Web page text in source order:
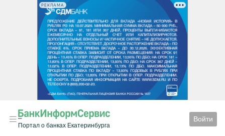
РЕКЛАМА
Портал о банках Екатеринбурга
Войти